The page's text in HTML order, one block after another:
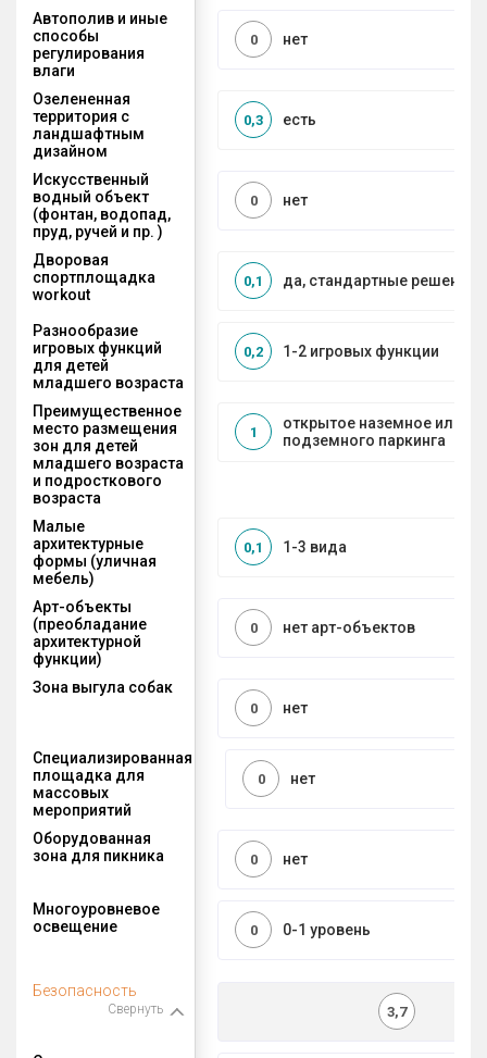
Автополив и иные
способы
регулирования
влаги
нет
0
Озелененная
территория с
ландшафтным
дизайном
есть
0,3
Искусственный
водный объект
(фонтан, водопад,
пруд, ручей и пр. )
нет
0
Дворовая
спортплощадка
workout
да, стандартные решения
0,1
Разнообразие
игровых функций
для детей
младшего возраста
1-2 игровых функции
0,2
Преимущественное
место размещения
зон для детей
младшего возраста
и подросткового
возраста
открытое наземное или на
подземного паркинга
1
Малые
архитектурные
формы (уличная
мебель)
1-3 вида
0,1
Арт-объекты
(преобладание
архитектурной
функции)
нет арт-объектов
0
Зона выгула собак
нет
0
Специализированная
площадка для
массовых
мероприятий
нет
0
Оборудованная
зона для пикника
нет
0
Многоуровневое
освещение
0-1 уровень
0
Безопасность
Свернуть 3,7